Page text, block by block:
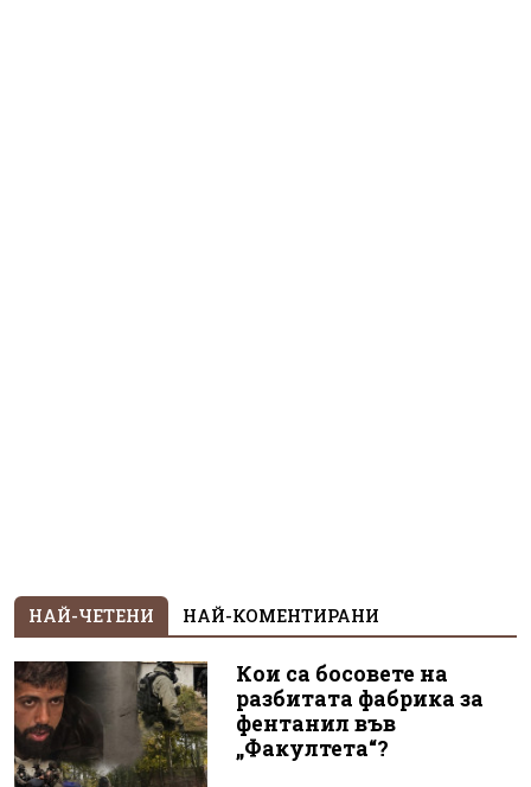
НАЙ-ЧЕТЕНИ НАЙ-КОМЕНТИРАНИ
Кои са босовете на
разбитата фабрика за
фентанил във
„Факултета“?